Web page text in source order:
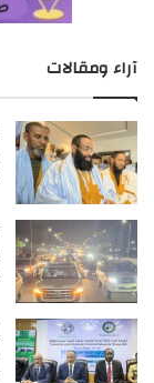
آراء ومقالات